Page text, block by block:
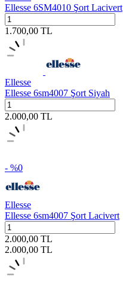
Ellesse 6SM4010 Şort Lacivert
1.700,00 TL
Ellesse
Ellesse 6sm4007 Şort Siyah
2.000,00 TL
- %0
Ellesse
Ellesse 6sm4007 Şort Lacivert
2.000,00 TL
2.000,00 TL